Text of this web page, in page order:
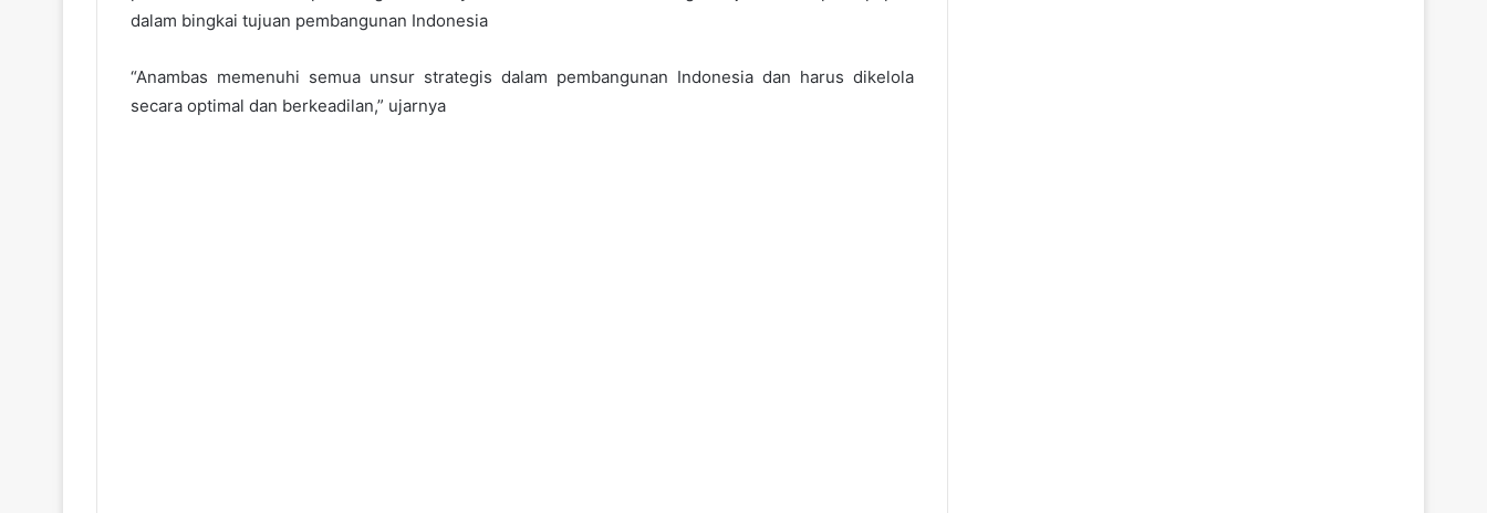
dalam bingkai tujuan pembangunan Indonesia
“Anambas memenuhi semua unsur strategis dalam pembangunan Indonesia dan harus dikelola
secara optimal dan berkeadilan,” ujarnya